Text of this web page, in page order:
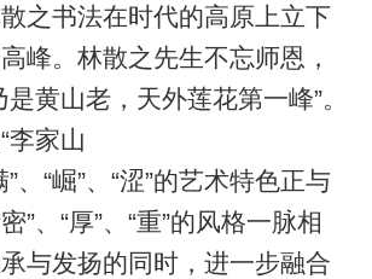
之书法在时代的高原上立下
峰。林散之先生不忘师恩，
是黄山老，天外莲花第一峰”。
李家山
”、“崛”、“涩”的艺术特色正与
”、“厚”、“重”的风格一脉相
与发扬的同时，进一步融合